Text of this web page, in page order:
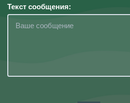
Текст сообщения: